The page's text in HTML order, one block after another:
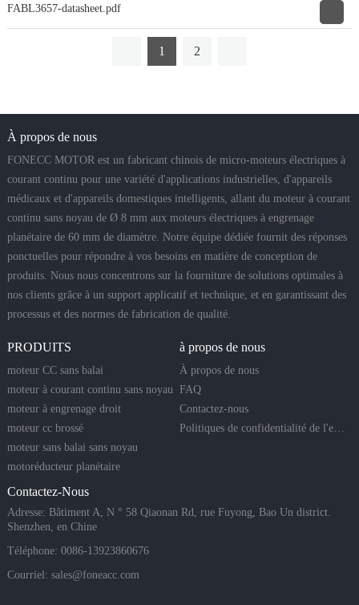
FABL3657-datasheet.pdf
1 2
À propos de nous
FONECC MOTOR est un fabricant chinois de micro-moteurs électriques à
courant continu pour une variété d'applications industrielles, d'appareils
médicaux et d'appareils domestiques intelligents, allant du moteur à courant
continu sans noyau de Ø 8 mm aux moteurs électriques à engrenage
planétaire de 60 mm de diamètre. Notre équipe dédiée fournit des réponses
ponctuelles pour répondre à vos besoins en matière de conception de
produits. Nous nous concentrons sur la fourniture de solutions optimales à
nos clients grâce à un support applicatif et technique, et en garantissant des
processus et des normes de fabrication de qualité.
PRODUITS
moteur CC sans balai
moteur à courant continu sans noyau
moteur à engrenage droit
moteur cc brossé
moteur sans balai sans noyau
motoréducteur planétaire
à propos de nous
À propos de nous
FAQ
Contactez-nous
Politiques de confidentialité de l'entreprise
Contactez-Nous
Adresse: Bâtiment A, N ° 58 Qiaonan Rd, rue Fuyong, Bao Un district.
Shenzhen, en Chine
Téléphone: 0086-13923860676
Courriel: sales@foneacc.com